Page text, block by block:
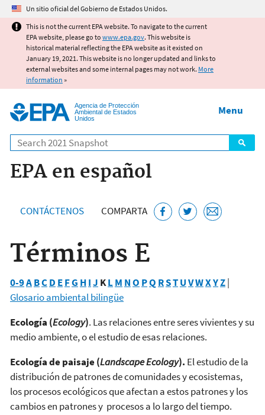
Jump to main content
Un sitio oficial del Gobierno de Estados Unidos.
This is not the current EPA website. To navigate to the current
EPA website, please go to www.epa.gov. This website is
historical material reflecting the EPA website as it existed on
January 19, 2021. This website is no longer updated and links to
external websites and some internal pages may not work. More
information »
Agencia de Protección
Ambiental de Estados
Unidos
Search
Menu
EPA en español
CONTÁCTENOS COMPARTA
Términos E
0-9ABCD EFG HIJ KLM NO PQ RSTUVWXYZ|
Glosario ambiental bilingüe
Ecología (Ecology). Las relaciones entre seres vivientes y su
medio ambiente, o el estudio de esas relaciones.
Ecología de paisaje (Landscape Ecology). El estudio de la
distribución de patrones de comunidades y ecosistemas,
los procesos ecológicos que afectan a estos patrones y los
cambios en patrones y procesos a lo largo del tiempo.